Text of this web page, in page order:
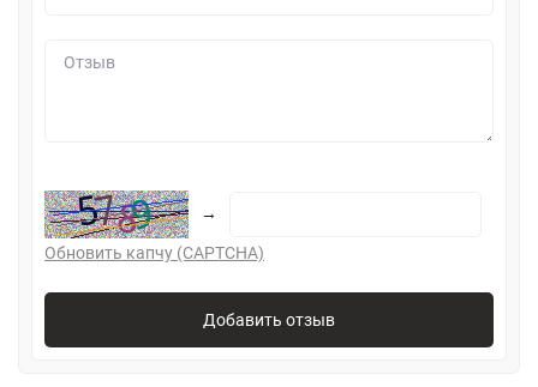
→
Обновить капчу (CAPTCHA)
Добавить отзыв